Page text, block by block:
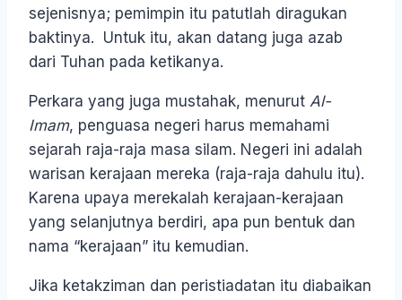
sejenisnya; pemimpin itu patutlah diragukan
baktinya. Untuk itu, akan datang juga azab
dari Tuhan pada ketikanya.
Perkara yang juga mustahak, menurut Al-
Imam, penguasa negeri harus memahami
sejarah raja-raja masa silam. Negeri ini adalah
warisan kerajaan mereka (raja-raja dahulu itu).
Karena upaya merekalah kerajaan-kerajaan
yang selanjutnya berdiri, apa pun bentuk dan
nama “kerajaan” itu kemudian.
Jika ketakziman dan peristiadatan itu diabaikan